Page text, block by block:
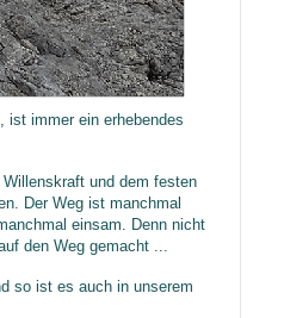
ist immer ein erhebendes
und dem festen
Der Weg ist manchmal
einsam. Denn nicht
den Weg gemacht ...
so ist es auch in unserem